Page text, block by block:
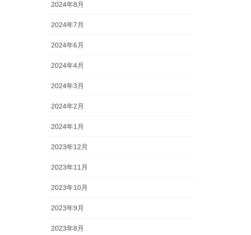
2024年8月
2024年7月
2024年6月
2024年4月
2024年3月
2024年2月
2024年1月
2023年12月
2023年11月
2023年10月
2023年9月
2023年8月